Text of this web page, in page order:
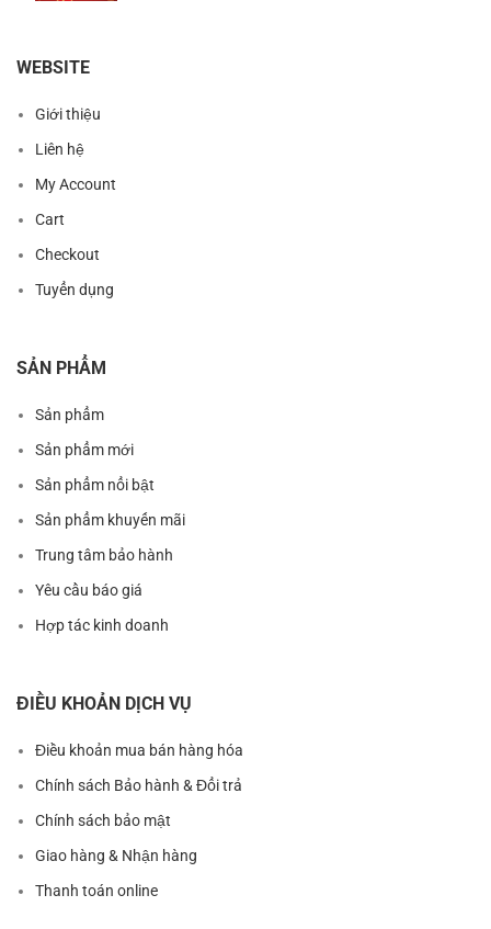
WEBSITE
Giới thiệu
Liên hệ
My Account
Cart
Checkout
Tuyển dụng
SẢN PHẨM
Sản phẩm
Sản phẩm mới
Sản phẩm nổi bật
Sản phẩm khuyến mãi
Trung tâm bảo hành
Yêu cầu báo giá
Hợp tác kinh doanh
ĐIỀU KHOẢN DỊCH VỤ
Điều khoản mua bán hàng hóa
Chính sách Bảo hành & Đổi trả
Chính sách bảo mật
Giao hàng & Nhận hàng
Thanh toán online